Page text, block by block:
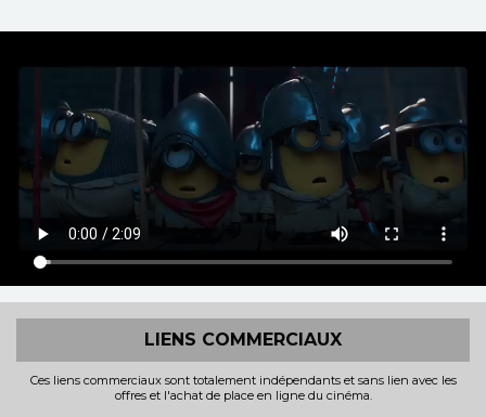
LIENS COMMERCIAUX
Ces liens commerciaux sont totalement indépendants et sans lien avec les
offres et l'achat de place en ligne du cinéma.